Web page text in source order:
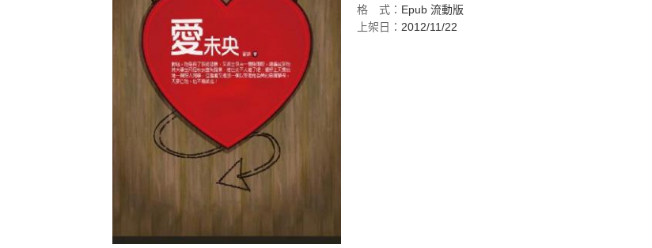
格
式： Epub 流動版
上架日： 2012/11/22